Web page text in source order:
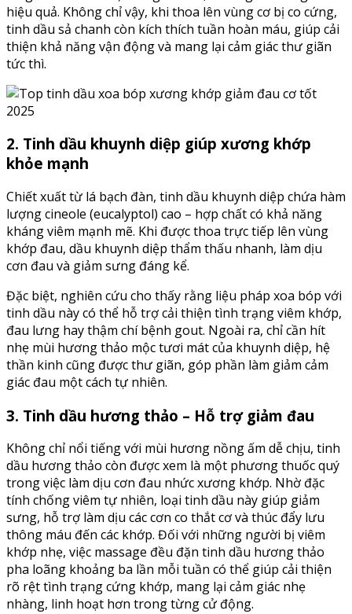
hiệu quả. Không chỉ vậy, khi thoa lên vùng cơ bị co cứng,
tinh dầu sả chanh còn kích thích tuần hoàn máu, giúp cải
thiện khả năng vận động và mang lại cảm giác thư giãn
tức thì.
2. Tinh dầu khuynh diệp giúp xương khớp
khỏe mạnh
Chiết xuất từ lá bạch đàn, tinh dầu khuynh diệp chứa hàm
lượng cineole (eucalyptol) cao – hợp chất có khả năng
kháng viêm mạnh mẽ. Khi được thoa trực tiếp lên vùng
khớp đau, dầu khuynh diệp thẩm thấu nhanh, làm dịu
cơn đau và giảm sưng đáng kể.
Đặc biệt, nghiên cứu cho thấy rằng liệu pháp xoa bóp với
tinh dầu này có thể hỗ trợ cải thiện tình trạng viêm khớp,
đau lưng hay thậm chí bệnh gout. Ngoài ra, chỉ cần hít
nhẹ mùi hương thảo mộc tươi mát của khuynh diệp, hệ
thần kinh cũng được thư giãn, góp phần làm giảm cảm
giác đau một cách tự nhiên.
3. Tinh dầu hương thảo – Hỗ trợ giảm đau
Không chỉ nổi tiếng với mùi hương nồng ấm dễ chịu, tinh
dầu hương thảo còn được xem là một phương thuốc quý
trong việc làm dịu cơn đau nhức xương khớp. Nhờ đặc
tính chống viêm tự nhiên, loại tinh dầu này giúp giảm
sưng, hỗ trợ làm dịu các cơn co thắt cơ và thúc đẩy lưu
thông máu đến các khớp. Đối với những người bị viêm
khớp nhẹ, việc massage đều đặn tinh dầu hương thảo
pha loãng khoảng ba lần mỗi tuần có thể giúp cải thiện
rõ rệt tình trạng cứng khớp, mang lại cảm giác nhẹ
nhàng, linh hoạt hơn trong từng cử động.